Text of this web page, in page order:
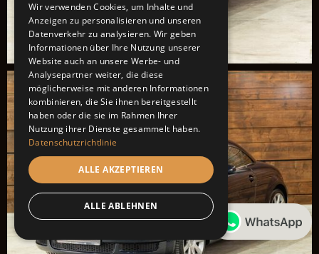
Wir verwenden Cookies, um Inhalte und
Anzeigen zu personalisieren und unseren
Datenverkehr zu analysieren. Wir geben
Informationen über Ihre Nutzung unserer
Website auch an unsere Werbe- und
Analysepartner weiter, die diese
möglicherweise mit anderen Informationen
kombinieren, die Sie ihnen bereitgestellt
haben oder die sie im Rahmen Ihrer
Nutzung ihrer Dienste gesammelt haben.
Datenschutzrichtlinie
ALLE AKZEPTIEREN
ALLE ABLEHNEN